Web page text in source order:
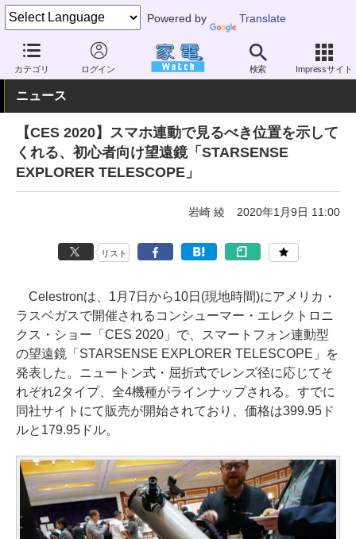
Powered by Translate
カテゴリ ログイン 検索 Impressサイト
家電 Watch イベント CES 2020
ニュース
【CES 2020】スマホ連動で見るべき位置を示して
くれる、初心者向け望遠鏡「STARSENSE
EXPLORER TELESCOPE」
岩崎 綾 2020年1月9日 11:00
リスト
Celestronは、1月7日から10日(現地時間)にアメリカ・
ラスベガスで開催されるコンシューマー・エレクトロニ
クス・ショー「CES 2020」で、スマートフォン連動型
の望遠鏡「STARSENSE EXPLORER TELESCOPE」を
発表した。ニュートン式・屈折式でレンズ径に応じてそ
れぞれ2タイプ、全4機種がラインナップされる。すでに
同社サイトにて販売が開始されており、価格は399.95ド
ルと179.95ドル。